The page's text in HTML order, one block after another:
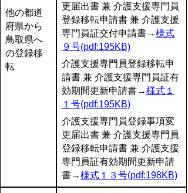
他の都道
府県から
鳥取県へ
の登録移
転
更届出書 兼 介護支援専門員
登録移転申請書 兼 介護支援
専門員証交付申請書→様式
９号(pdf:195KB)
介護支援専門員登録移転申
請書 兼 介護支援専門員証有
効期間更新申請書→様式１
１号(pdf:195KB)
介護支援専門員登録事項変
更届出書 兼 介護支援専門員
登録移転申請書 兼 介護支援
専門員証有効期間更新申請
書→様式１３号(pdf:198KB)